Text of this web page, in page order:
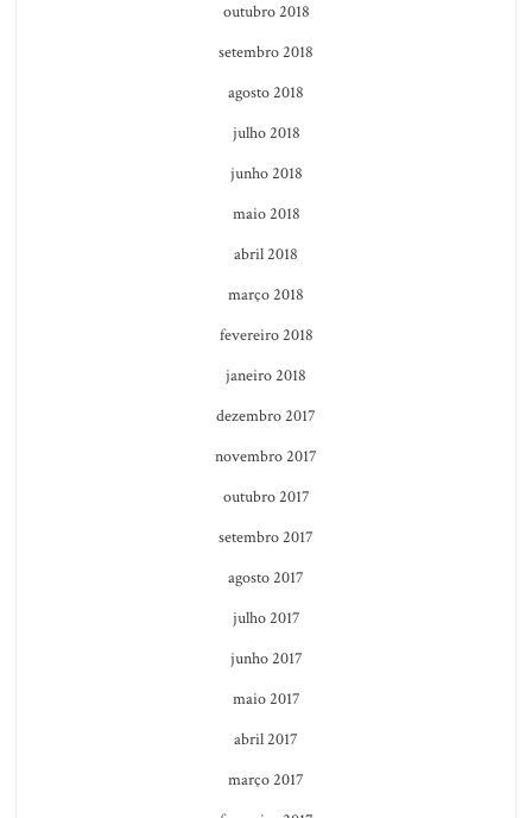
outubro 2018
setembro 2018
agosto 2018
julho 2018
junho 2018
maio 2018
abril 2018
março 2018
fevereiro 2018
janeiro 2018
dezembro 2017
novembro 2017
outubro 2017
setembro 2017
agosto 2017
julho 2017
junho 2017
maio 2017
abril 2017
março 2017